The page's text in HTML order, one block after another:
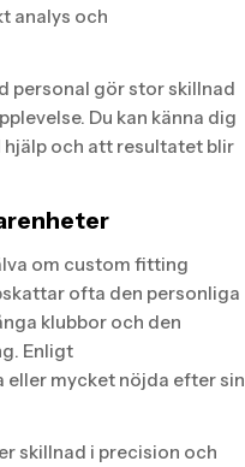
analys och
personal gör stor skillnad
Du kan känna dig
och att resultatet blir
om custom fitting
ofta den personliga
klubbor och den
Enligt
eller mycket nöjda efter sin
skillnad i precision och